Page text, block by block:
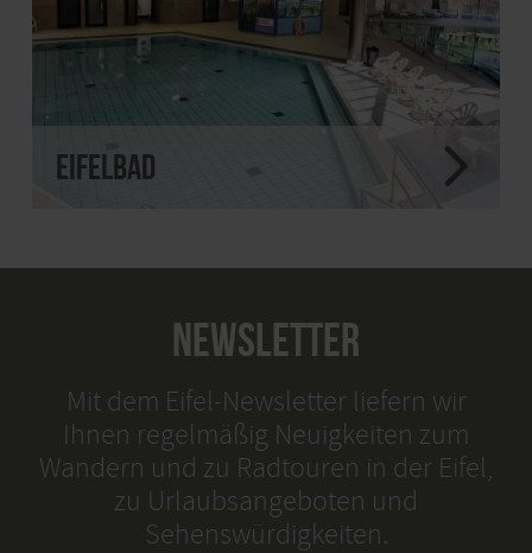
eifelbad
NEWSLETTER
Mit dem Eifel-Newsletter liefern wir
Ihnen regelmäßig Neuigkeiten zum
Wandern und zu Radtouren in der Eifel,
zu Urlaubsangeboten und
Sehenswürdigkeiten.